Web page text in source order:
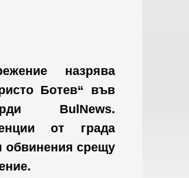
назрява
Ботев“ във
BulNews.
от града
обвинения срещу